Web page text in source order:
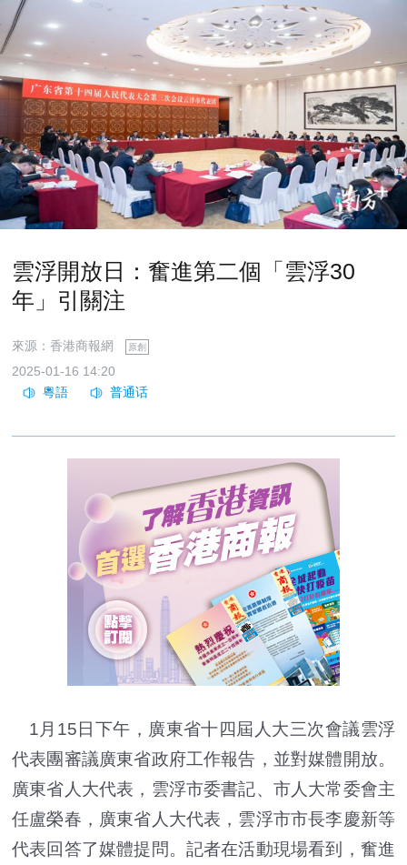
雲浮開放日：奮進第二個「雲浮30
年」引關注
來源：香港商報網 原創
2025-01-16 14:20
1月15日下午，廣東省十四屆人大三次會議雲浮
代表團審議廣東省政府工作報告，並對媒體開放。
廣東省人大代表，雲浮市委書記、市人大常委會主
任盧榮春，廣東省人大代表，雲浮市市長李慶新等
代表回答了媒體提問。記者在活動現場看到，奮進